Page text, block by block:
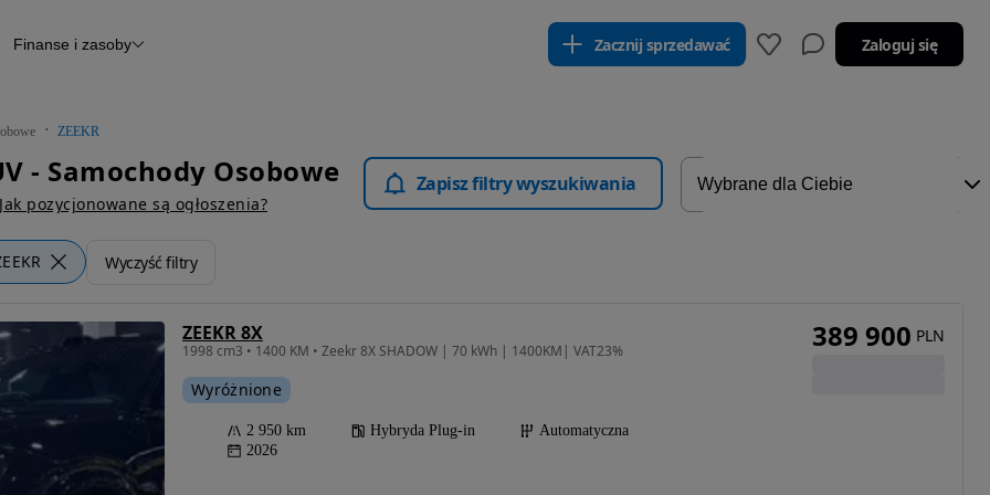
Raport z inspekcji
Otomoto News
Finanse i zasoby Zacznij sprzedawać Zaloguj się
ZEEKR
- Samochody Osobowe
Jak pozycjonowane są ogłoszenia?
Zapisz filtry wyszukiwania
Wyczyść filtry
ZEEKR 8X
1998 cm3 • 1400 KM • Zeekr 8X SHADOW | 70 kWh | 1400KM| VAT23%
Wyróżnione
2 950 km Hybryda Plug-in
Automatyczna
2026
389 900 PLN